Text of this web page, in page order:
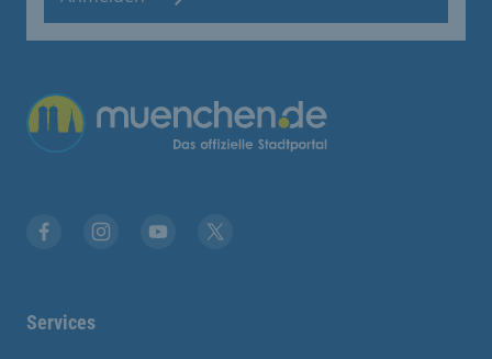
Übergreifende Links
Services